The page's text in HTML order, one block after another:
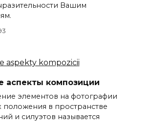
Вашим
аспекты композиции
элементов на фотографии
положения в пространстве
и силуэтов называется